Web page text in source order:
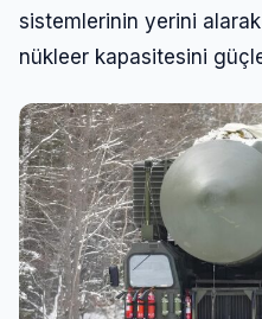
sistemlerinin yerini alarak
nükleer kapasitesini